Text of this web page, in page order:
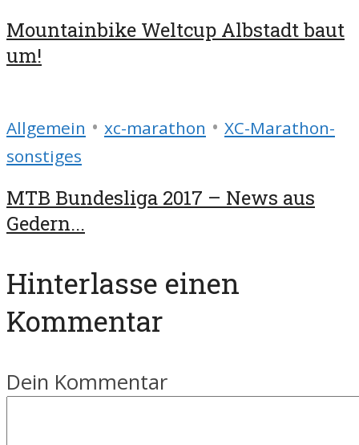
Mountainbike Weltcup Albstadt baut
um!
Allgemein • xc-marathon • XC-Marathon-
sonstiges
MTB Bundesliga 2017 – News aus
Gedern...
Hinterlasse einen
Kommentar
Dein Kommentar